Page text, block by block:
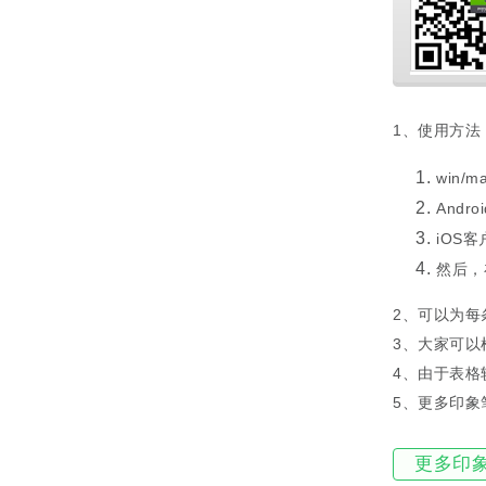
1、使用方法
win/
iOS客
然后
2、可以为每
3、大家可以
4、 由于表
5、更多印象
更多印